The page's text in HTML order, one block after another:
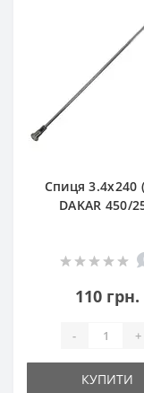
Спиця 3.4х240
DAKAR 450/
110 грн.
- +
КУПИТИ